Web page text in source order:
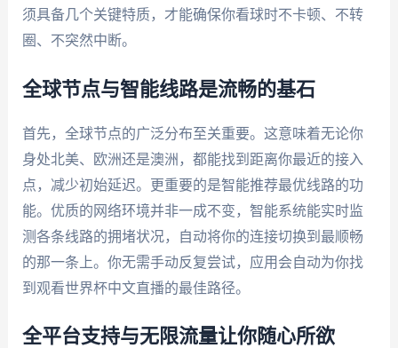
须具备几个关键特质，才能确保你看球时不卡顿、不转
圈、不突然中断。
全球节点与智能线路是流畅的基石
首先，全球节点的广泛分布至关重要。这意味着无论你
身处北美、欧洲还是澳洲，都能找到距离你最近的接入
点，减少初始延迟。更重要的是智能推荐最优线路的功
能。优质的网络环境并非一成不变，智能系统能实时监
测各条线路的拥堵状况，自动将你的连接切换到最顺畅
的那一条上。你无需手动反复尝试，应用会自动为你找
到观看世界杯中文直播的最佳路径。
全平台支持与无限流量让你随心所欲